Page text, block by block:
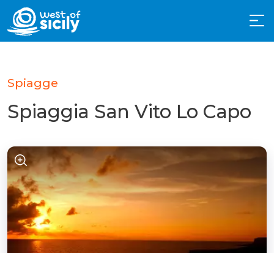
Spiagge
Spiaggia San Vito Lo Capo